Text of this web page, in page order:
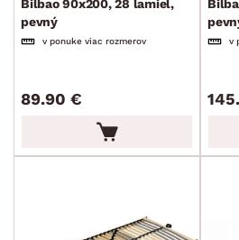
FUNKCIE
POVRCHOVÁ ÚPRAVA
Bilbao 90x200, 28 lamiel,
pevný
v ponuke viac rozmerov
89.90 €
v